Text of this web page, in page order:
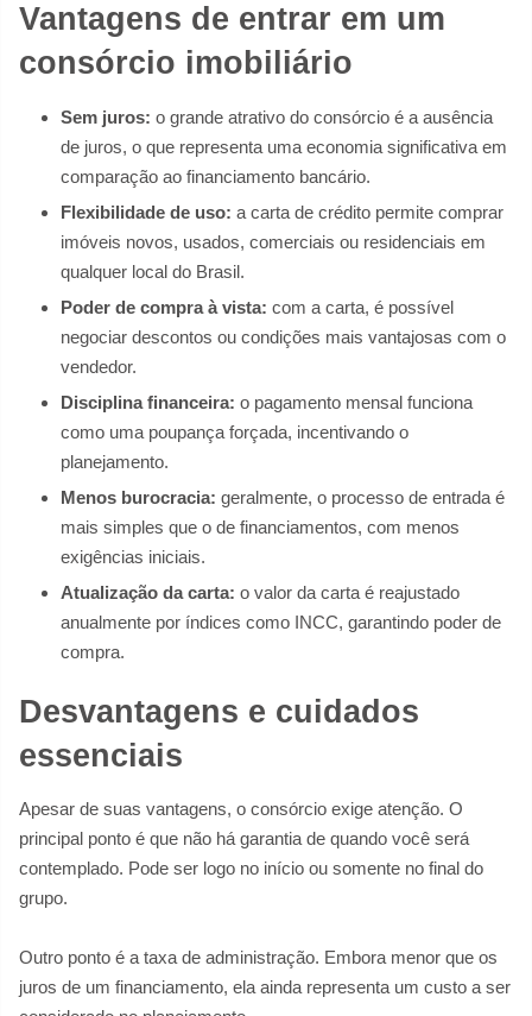
Vantagens de entrar em um
consórcio imobiliário
Sem juros: o grande atrativo do consórcio é a ausência
de juros, o que representa uma economia significativa em
comparação ao financiamento bancário.
Flexibilidade de uso: a carta de crédito permite comprar
imóveis novos, usados, comerciais ou residenciais em
qualquer local do Brasil.
Poder de compra à vista: com a carta, é possível
negociar descontos ou condições mais vantajosas com o
vendedor.
Disciplina financeira: o pagamento mensal funciona
como uma poupança forçada, incentivando o
planejamento.
Menos burocracia: geralmente, o processo de entrada é
mais simples que o de financiamentos, com menos
exigências iniciais.
Atualização da carta: o valor da carta é reajustado
anualmente por índices como INCC, garantindo poder de
compra.
Desvantagens e cuidados
essenciais
Apesar de suas vantagens, o consórcio exige atenção. O
principal ponto é que não há garantia de quando você será
contemplado. Pode ser logo no início ou somente no final do
grupo.
Outro ponto é a taxa de administração. Embora menor que os
juros de um financiamento, ela ainda representa um custo a ser